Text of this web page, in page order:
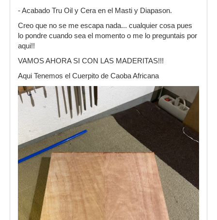
- Acabado Tru Oil y Cera en el Masti y Diapason.
Creo que no se me escapa nada... cualquier cosa pues
lo pondre cuando sea el momento o me lo preguntais por
aqui!!
VAMOS AHORA SI CON LAS MADERITAS!!!
Aqui Tenemos el Cuerpito de Caoba Africana